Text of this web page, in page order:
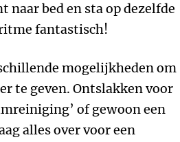
naar bed en sta op dezelfde
fantastisch!
mogelijkheden om
te geven. Ontslakken voor
of gewoon een
alles over voor een